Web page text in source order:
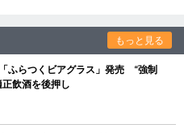
もっと見る
ふらつくビアグラス」発売 “強制
飲酒を後押し